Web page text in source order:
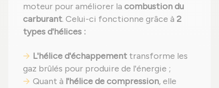
moteur pour améliorer la combustion du
carburant. Celui-ci fonctionne grâce à 2
types d'hélices :
L'hélice d'échappement transforme les
gaz brûlés pour produire de l'énergie ;
Quant à l'hélice de compression, elle